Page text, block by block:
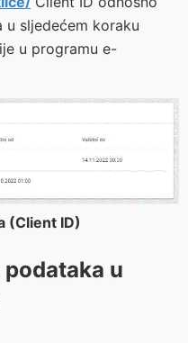
sljedećem koraku
u programu e-
(Client ID)
u